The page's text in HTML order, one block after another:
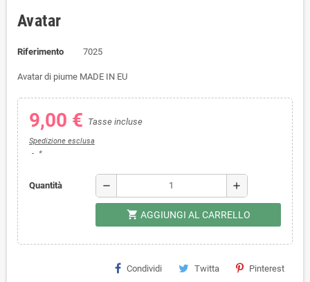
Avatar
Riferimento 7025
Avatar di piume MADE IN EU
9,00 € Tasse incluse
Spedizione esclusa
*
Quantità remove add
shopping_cart AGGIUNGI AL CARRELLO
Condividi Twitta Pinterest